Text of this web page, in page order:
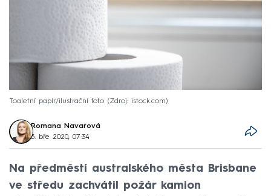
Toaletní papír/ilustrační foto Zdroj: istock.com
Romana Navarová
5. bře 2020, 07:34
Na předměstí australského města Brisbane
ve středu zachvátil požár kamion